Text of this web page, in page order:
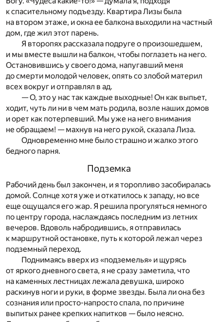
к спасительному подъезду. Квартира Лизы была
на втором этаже, и окна ее балкона выходили на частный
дом, где жил этот парень.
Я второпях рассказала подруге о произошедшем,
и мы вместе вышли на балкон, чтобы поглазеть на него.
Остановившись у своего дома, напугавший меня
до смерти молодой человек, опять со злобой материл
всех вокруг и отправлял в ад.
— О, это у нас так каждые выходные! Он как выпьет,
ходит, чуть ли ни в чем мать родила, возле наших домов
и орет как потерпевший. Мы уже на него внимания
не обращаем! — махнув на него рукой, сказала Лиза.
Одновременно мне было страшно и жалко этого
бедного парня.
Подземка
Рабочий день был закончен, и я торопливо засобиралась
домой. Солнце хотя уже и откатилось к западу, но все
еще ощущался его жар. Я решила прогуляться немного
по центру города, наслаждаясь последним из летних
вечеров. Вдоволь набродившись, я отправилась
к маршрутной остановке, путь к которой лежал через
подземный переход.
Поднимаясь вверх из «подземелья» и щурясь
от яркого дневного света, я не сразу заметила, что
на каменных лестницах лежала девушка, широко
раскинув ноги и руки, в форме звезды. Была ли она без
сознания или просто-напросто спала, по причине
выпитых ранее крепких напитков — было неясно.